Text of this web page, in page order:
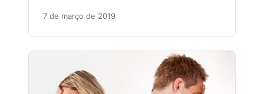
7 de março de 2019